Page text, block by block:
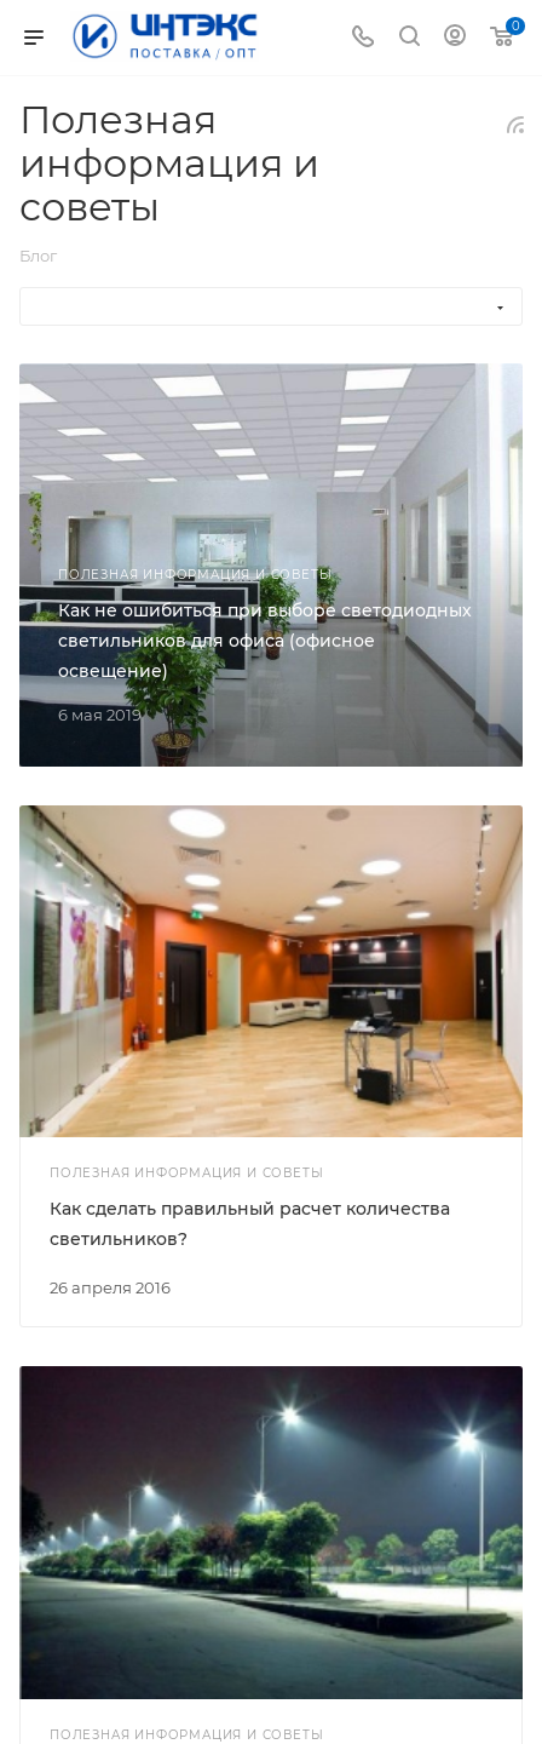
0
Полезная
информация и
советы
Блог
ПОЛЕЗНАЯ ИНФОРМАЦИЯ И СОВЕТЫ
6 мая 2019
Как не ошибиться при выборе светодиодных
светильников для офиса (офисное
освещение)
ПОЛЕЗНАЯ ИНФОРМАЦИЯ И СОВЕТЫ
26 апреля 2016
Как сделать правильный расчет количества
светильников?
ПОЛЕЗНАЯ ИНФОРМАЦИЯ И СОВЕТЫ